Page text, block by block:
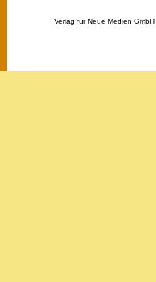
Verlag für Neue Medien